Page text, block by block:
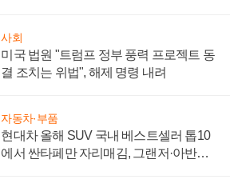
사회
미국 법원 "트럼프 정부 풍력 프로젝트 동
결 조치는 위법", 해제 명령 내려
자동차·부품
현대차 올해 SUV 국내 베스트셀러 톱10
에서 싼타페만 자리매김, 그랜저·아반떼